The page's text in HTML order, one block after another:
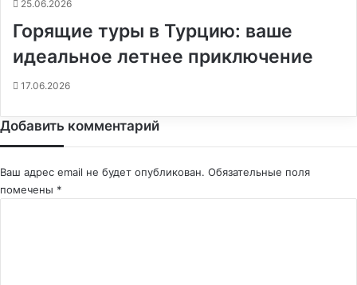
25.06.2026
Горящие туры в Турцию: ваше
идеальное летнее приключение
17.06.2026
Добавить комментарий
Ваш адрес email не будет опубликован. Обязательные поля
помечены *